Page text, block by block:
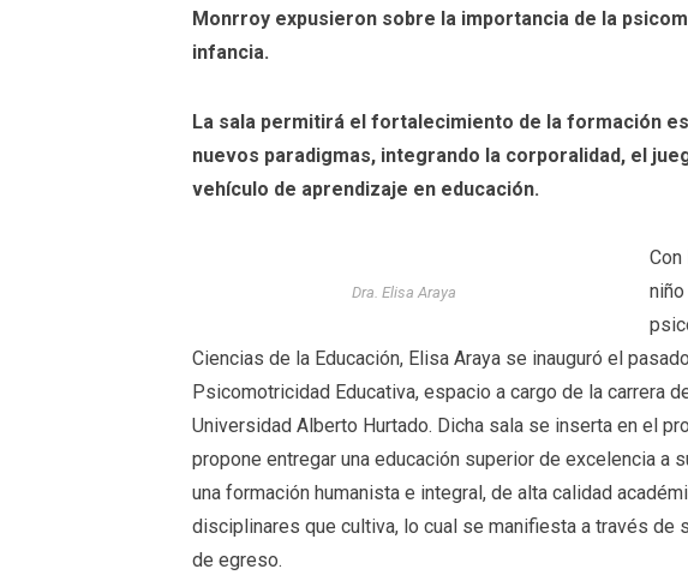
Monrroy expusieron sobre la importancia de la
infancia.
La sala permitirá el fortalecimiento de la formación
nuevos paradigmas, integrando la corporalidad, el
vehículo de aprendizaje en educación.
Dra. Elisa Araya
Con
Ciencias de la Educación, Elisa Araya se inauguró el
Psicomotricidad Educativa, espacio a cargo de la carrera
Universidad Alberto Hurtado. Dicha sala se inserta en el
propone entregar una educación superior de excelencia a
una formación humanista e integral, de alta calidad
disciplinares que cultiva, lo cual se manifiesta a través
de egreso.